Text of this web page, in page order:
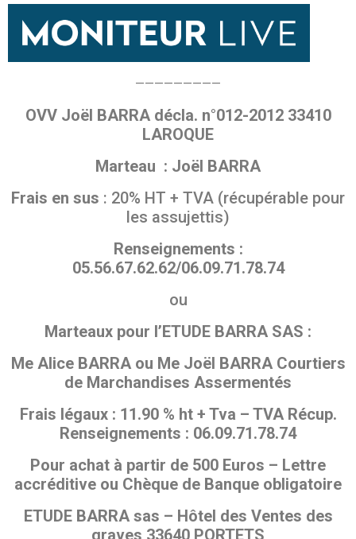
—————————
OVV Joël BARRA décla. n°012-2012 33410
LAROQUE
Marteau : Joël BARRA
Frais en sus : 20% HT + TVA (récupérable pour
les assujettis)
Renseignements :
05.56.67.62.62/06.09.71.78.74
ou
Marteaux pour l’ETUDE BARRA SAS :
Me Alice BARRA ou Me Joël BARRA Courtiers
de Marchandises Assermentés
Frais légaux : 11.90 % ht + Tva – TVA Récup.
Renseignements : 06.09.71.78.74
Pour achat à partir de 500 Euros – Lettre
accréditive ou Chèque de Banque obligatoire
ETUDE BARRA sas – Hôtel des Ventes des
graves 33640 PORTETS